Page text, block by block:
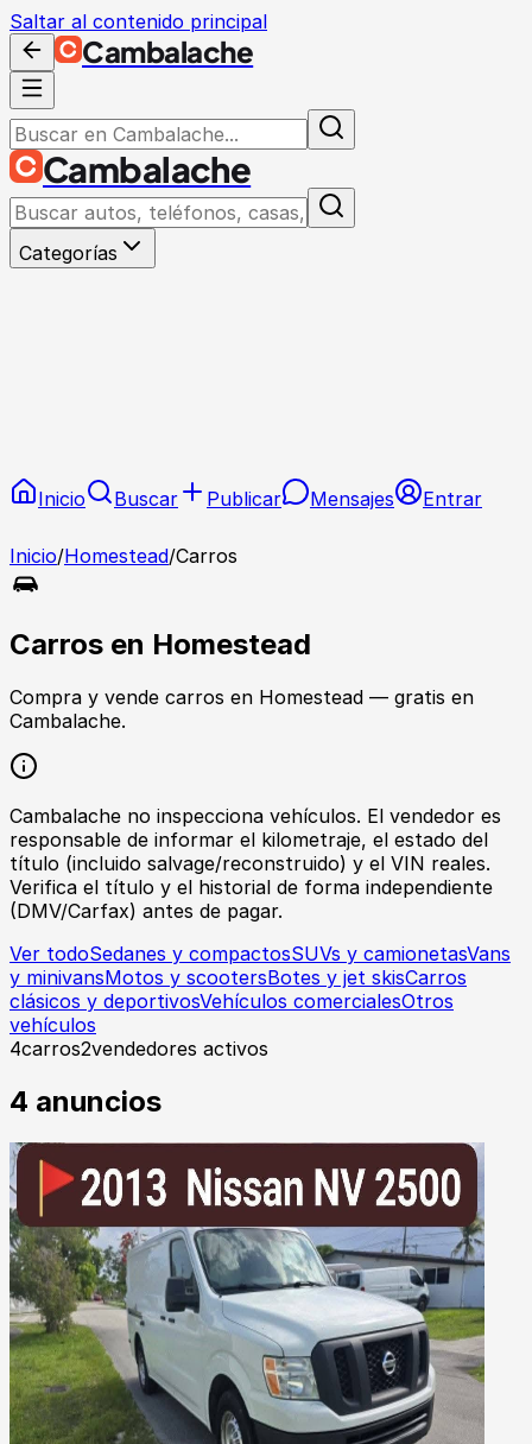
Saltar al contenido principal
Cambalache
Cambalache
Categorías
Inicio Buscar Publicar Mensajes Entrar
Inicio/Homestead/Carros
Carros en Homestead
Compra y vende carros en Homestead — gratis en
Cambalache.
Cambalache no inspecciona vehículos. El vendedor es
responsable de informar el kilometraje, el estado del
título (incluido salvage/reconstruido) y el VIN reales.
Verifica el título y el historial de forma independiente
(DMV/Carfax) antes de pagar.
Ver todoSedanes y compactosSUVs y camionetasVans
y minivansMotos y scootersBotes y jet skisCarros
clásicos y deportivosVehículos comercialesOtros
vehículos
4carros2vendedores activos
4 anuncios